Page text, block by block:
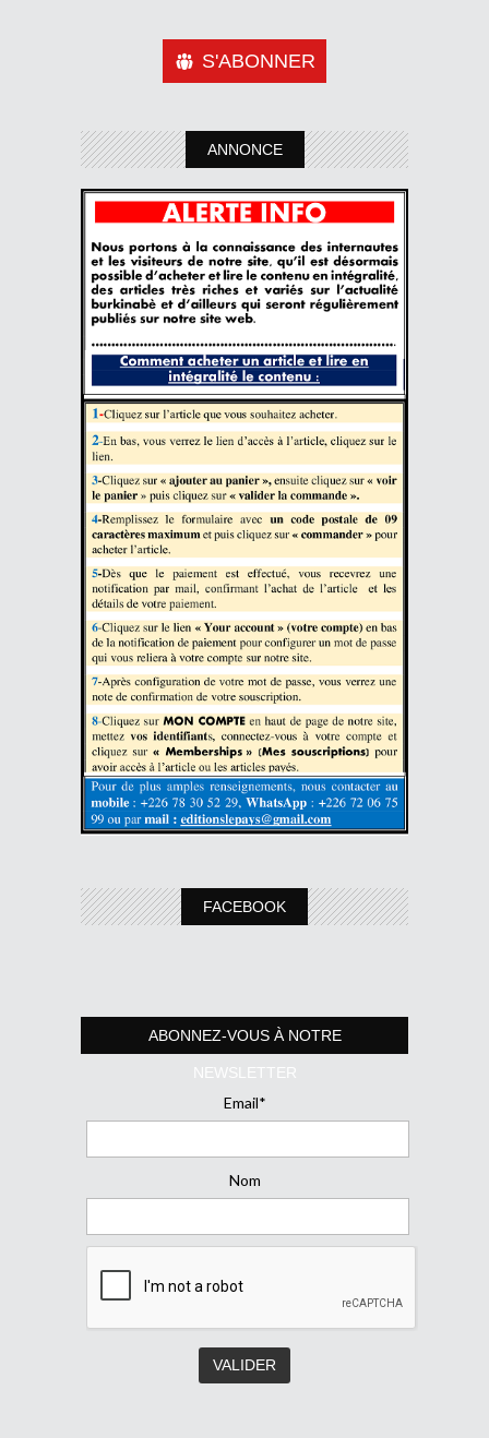
S'ABONNER
ANNONCE
FACEBOOK
ABONNEZ-VOUS À NOTRE
NEWSLETTER
Email*
Nom